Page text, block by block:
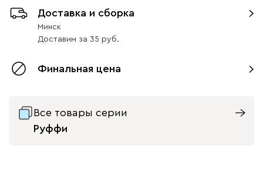
без доводчиков с доводчиками
Доставка и сборка
Минск
Доставим за 35
Финальная цена
Все товары серии
Руффи